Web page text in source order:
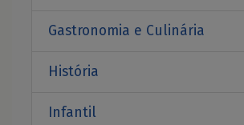
Gastronomia e Culinária
História
Infantil